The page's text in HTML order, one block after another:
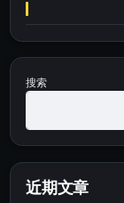
搜索
近期文章